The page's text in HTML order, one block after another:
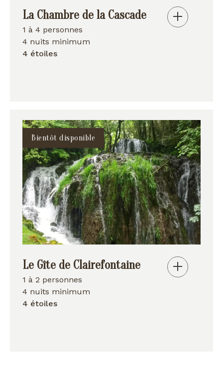
La Chambre de la Cascade
1 à 4 personnes
4 nuits minimum
4 étoiles
Bientôt disponible
Le Gîte de Clairefontaine
1 à 2 personnes
4 nuits minimum
4 étoiles